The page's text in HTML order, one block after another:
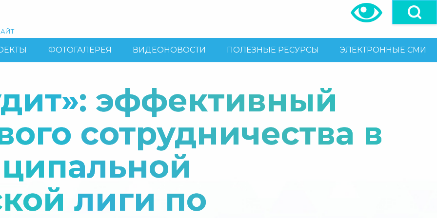
ФОТОГАЛЕРЕЯ ВИДЕОНОВОСТИ ПОЛЕЗНЫЕ РЕСУРСЫ ЭЛЕКТРОННЫЕ СМИ
эффективный
сотрудничества в
лиги по